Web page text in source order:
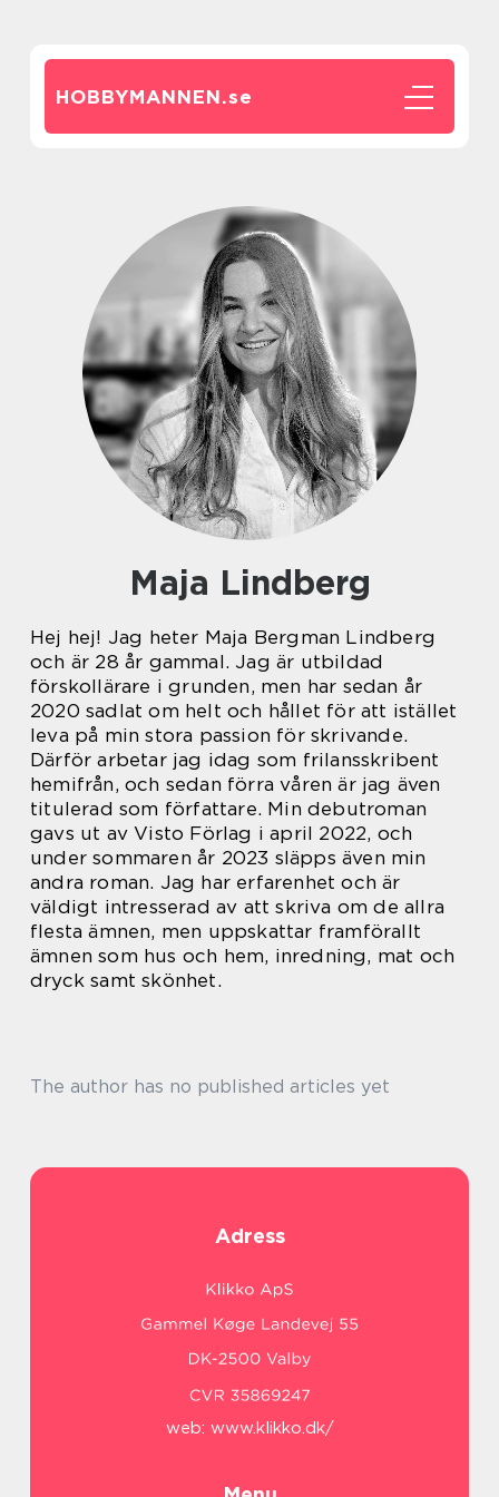
HOBBYMANNEN.se
Maja Lindberg
Hej hej! Jag heter Maja Bergman Lindberg
och är 28 år gammal. Jag är utbildad
förskollärare i grunden, men har sedan år
2020 sadlat om helt och hållet för att istället
leva på min stora passion för skrivande.
Därför arbetar jag idag som frilansskribent
hemifrån, och sedan förra våren är jag även
titulerad som författare. Min debutroman
gavs ut av Visto Förlag i april 2022, och
under sommaren år 2023 släpps även min
andra roman. Jag har erfarenhet och är
väldigt intresserad av att skriva om de allra
flesta ämnen, men uppskattar framförallt
ämnen som hus och hem, inredning, mat och
dryck samt skönhet.
The author has no published articles yet
Adress
web: www.klikko.dk/